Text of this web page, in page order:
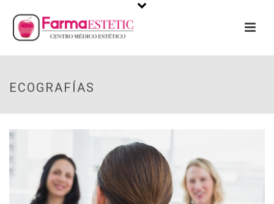
ECOGRAFÍAS